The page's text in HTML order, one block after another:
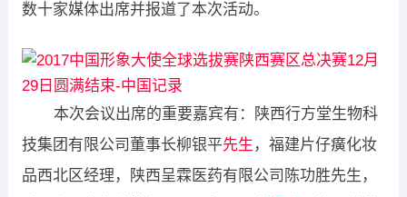
数十家媒体出席并报道了本次活动。
​本次会议出席的重要嘉宾有：陕西行方堂生物科
技集团有限公司董事长柳银平先生 ，福建片仔癀化妆
品西北区经理，陕西呈霖医药有限公司陈功胜先生，